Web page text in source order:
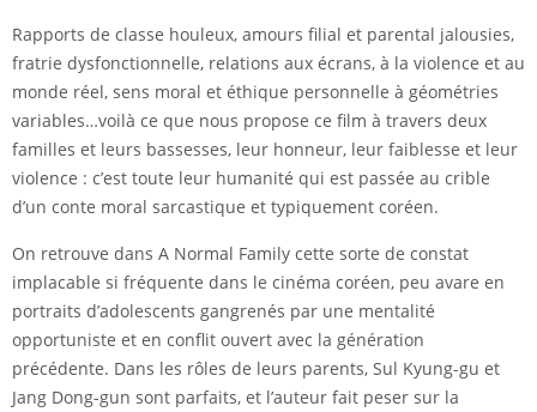
Rapports de classe houleux, amours filial et parental jalousies,
fratrie dysfonctionnelle, relations aux écrans, à la violence et au
monde réel, sens moral et éthique personnelle à géométries
variables…voilà ce que nous propose ce film à travers deux
familles et leurs bassesses, leur honneur, leur faiblesse et leur
violence : c’est toute leur humanité qui est passée au crible
d’un conte moral sarcastique et typiquement coréen.
On retrouve dans A Normal Family cette sorte de constat
implacable si fréquente dans le cinéma coréen, peu avare en
portraits d’adolescents gangrenés par une mentalité
opportuniste et en conflit ouvert avec la génération
précédente. Dans les rôles de leurs parents, Sul Kyung-gu et
Jang Dong-gun sont parfaits, et l’auteur fait peser sur la